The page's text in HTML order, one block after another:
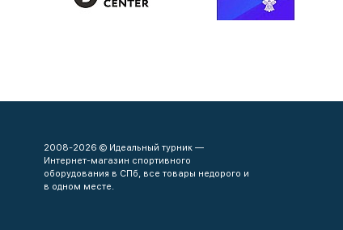
2008-2026 © Идеальный турник —
Интернет-магазин спортивного
оборудования в СПб, все товары недорого и
в одном месте.